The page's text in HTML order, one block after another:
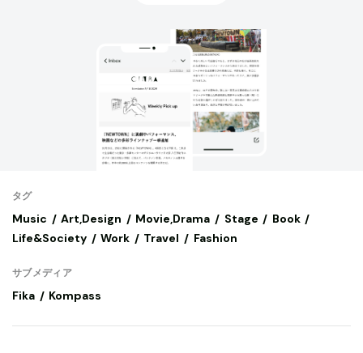
タグ
Music Art,Design Movie,Drama Stage
Book
Life&Society
Work Travel Fashion
サブメディア
Fika Kompass